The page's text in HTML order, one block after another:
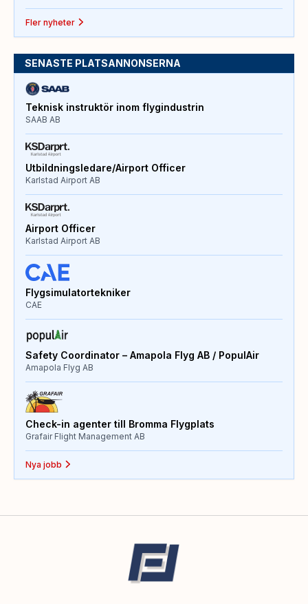
Fler nyheter
SENASTE PLATSANNONSERNA
Teknisk instruktör inom flygindustrin
SAAB AB
Utbildningsledare/Airport Officer
Karlstad Airport AB
Airport Officer
Karlstad Airport AB
Flygsimulatortekniker
CAE
Safety Coordinator – Amapola Flyg AB / PopulAir
Amapola Flyg AB
Check-in agenter till Bromma Flygplats
Grafair Flight Management AB
Nya jobb